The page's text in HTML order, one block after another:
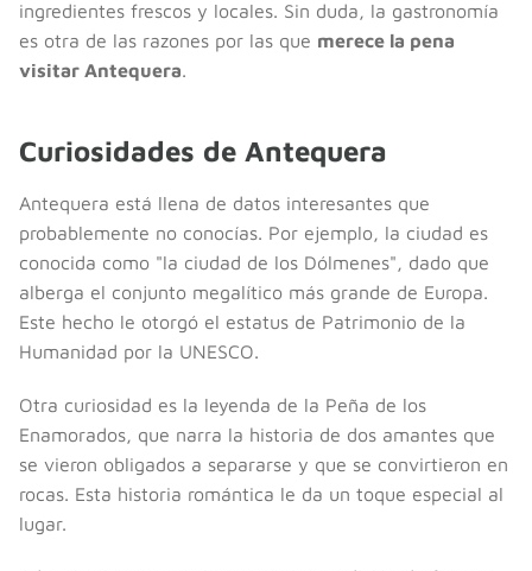
ingredientes frescos y locales. Sin duda, la gastronomía
es otra de las razones por las que merece la pena
visitar Antequera.
Curiosidades de Antequera
Antequera está llena de datos interesantes que
probablemente no conocías. Por ejemplo, la ciudad es
conocida como "la ciudad de los Dólmenes", dado que
alberga el conjunto megalítico más grande de Europa.
Este hecho le otorgó el estatus de Patrimonio de la
Humanidad por la UNESCO.
Otra curiosidad es la leyenda de la Peña de los
Enamorados, que narra la historia de dos amantes que
se vieron obligados a separarse y que se convirtieron en
rocas. Esta historia romántica le da un toque especial al
lugar.